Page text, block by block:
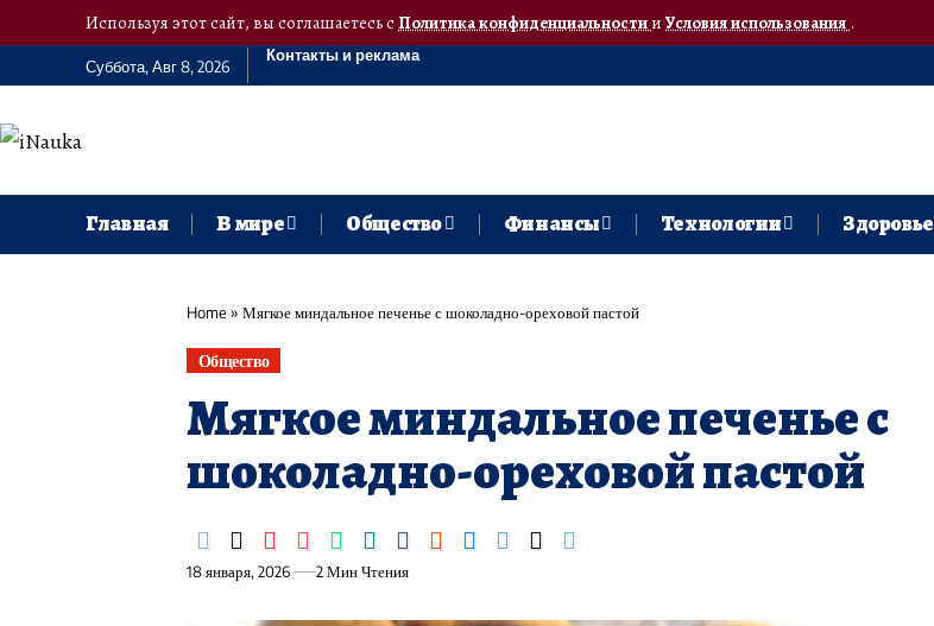
Используя этот сайт, вы соглашаетесь сПолитика конфиденциальностии Условия использования.
Суббота, Авг 8, 2026
Контакты и реклама
Главная В мире Общество Финансы Технологии Здоровье
Home» Мягкое миндальное печенье с шоколадно-ореховой пастой
Общество
Мягкое миндальное печенье с
шоколадно-ореховой пастой
18 января, 2026 2 Мин Чтения